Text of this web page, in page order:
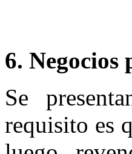
6. Negocios
Se
requisito es